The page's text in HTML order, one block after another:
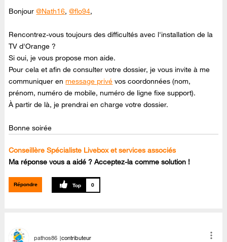
Bonjour@Nath16,@flo94,
Rencontrez-vous toujours des difficultés avec l'installation de la
TV d'Orange ?
Si oui, je vous propose mon aide.
Pour cela et afin de consulter votre dossier, je vous invite à me
communiquer enmessage privé vos coordonnées (nom,
prénom, numéro de mobile, numéro de ligne fixe support).
À partir de là, je prendrai en charge votre dossier.
Bonne soirée
Conseillère Spécialiste Livebox et services associés
Ma réponse vous a aidé ? Acceptez-la comme solution !
Répondre 0
pathos86 contributeur